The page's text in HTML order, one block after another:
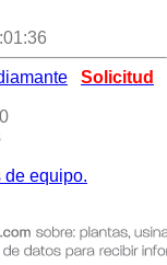
Solicitud
de equipo.